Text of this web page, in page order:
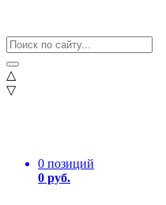
△
▽
0 позиций
0 руб.